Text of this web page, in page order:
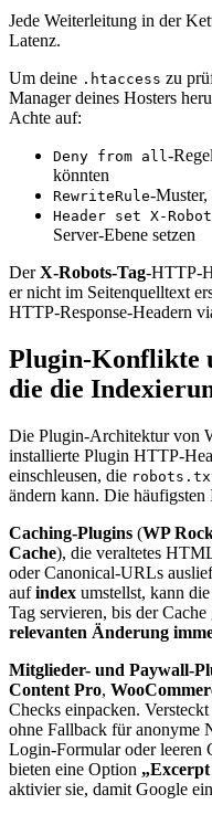
Jede Weiterleitung in der
Latenz.
Um deine .htaccess zu
Manager deines Hosters
Achte auf:
Deny from all-
könnten
RewriteRule-
Header set X-
Server-Ebene setzen
DerX-Robots-Tag-HTTP-
er nicht im Seitenquelltext
HTTP-Response-Headern
Plugin-Konflikte
die die
Die Plugin-Architektur von
installierte Plugin HTTP-
einschleusen, die
ändern kann. Die
Caching-Plugins (WP
Cache), die veraltetes
oder Canonical-URLs
aufindex umstellst, kann
Tag servieren, bis der
relevanten Änderung
Mitglieder- und Paywall-
Content Pro,
Checks einpacken.
ohne Fallback für anonyme
Login-Formular oder leeren
bieten eine Option
aktivier sie, damit Google